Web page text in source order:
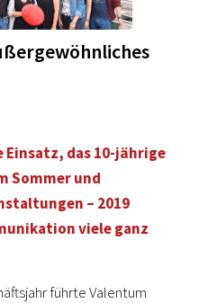
das 10-jährige
Sommer und
– 2019
viele ganz
führte Valentum